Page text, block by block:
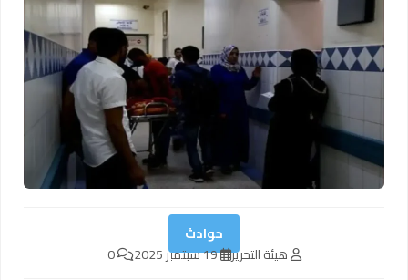
حوادث
هيئة التحرير 19 سبتمبر 2025 0